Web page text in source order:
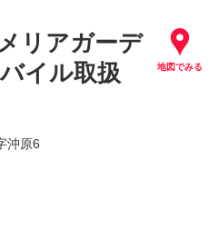
リアガーデ
イル取扱
地図でみる
沖原6